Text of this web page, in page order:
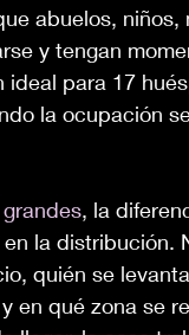
abuelos,
y tengan
ideal para 17
la ocupación
, la
la distribución.
quién se
en qué zona se